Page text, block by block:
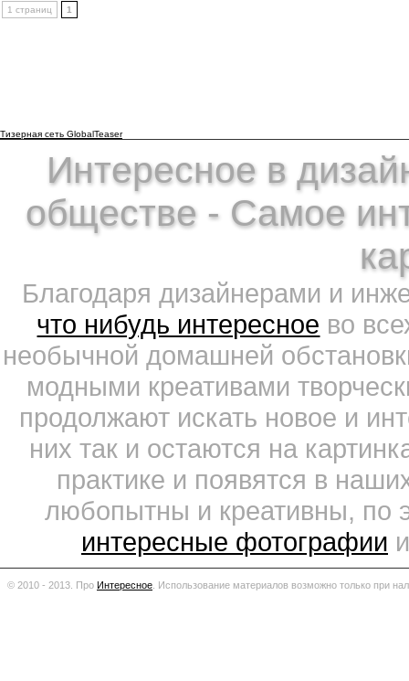
1 страниц 1
Тизерная сеть GlobalTeaser
Интересное в
обществе - Самое
Благодаря дизайнерами и
что нибудь интересное во
необычной домашней
модными креативами
продолжают искать новое и
них так и остаются на
практике и появятся в
любопытны и креативны, по
интересные фотографии
© 2010 - 2013. Про Интересное Использование материалов возможно только при